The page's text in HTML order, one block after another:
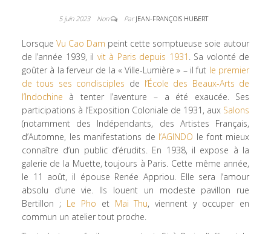
5 juin 2023 Non ParJEAN-FRANÇOIS HUBERT
Lorsque Vu Cao Dam peint cette somptueuse soie autour
de l’année 1939, il vit à Paris depuis 1931 . Sa volonté de
goûter à la ferveur de la « Ville-Lumière » – il fut le premier
de tous ses condisciples de l’École des Beaux-Arts de
l’Indochine à tenter l’aventure – a été exaucée. Ses
participations à l’Exposition Coloniale de 1931, aux Salons
(notamment des Indépendants, des Artistes Français,
d’Automne, les manifestations de l’AGINDO le font mieux
connaître d’un public d’érudits. En 1938, il expose à la
galerie de la Muette, toujours à Paris. Cette même année,
le 11 août, il épouse Renée Appriou. Elle sera l’amour
absolu d’une vie. Ils louent un modeste pavillon rue
Bertillon ; Le Pho et Mai Thu, viennent y occuper en
commun un atelier tout proche.